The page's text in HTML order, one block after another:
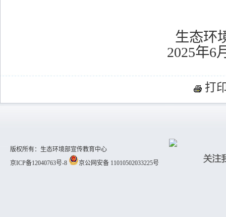
生态环
2025年6
打
版权所有：生态环境部宣传教育中心
京ICP备12040763号-8
京公网安备 11010502033225号